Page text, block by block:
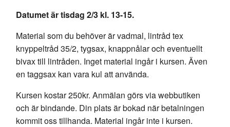
Datumet är tisdag 2/3 kl. 13-15.
Material som du behöver är vadmal, lintråd tex
knyppeltråd 35/2, tygsax, knappnålar och eventuellt
bivax till lintråden. Inget material ingår i kursen. Även
en taggsax kan vara kul att använda.
Kursen kostar 250kr. Anmälan görs via webbutiken
och är bindande. Din plats är bokad när betalningen
kommit oss tillhanda. Material ingår inte i kursen.